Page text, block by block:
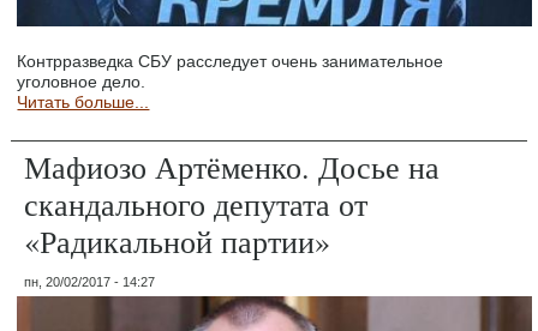
Контрразведка СБУ расследует очень занимательное
уголовное дело.
Читать больше...
Мафиозо Артёменко. Досье на
скандального депутата от
«Радикальной партии»
пн, 20/02/2017 - 14:27